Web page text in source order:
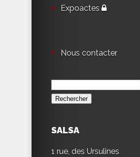
Expoactes
Nous contacter
Rechercher :
SALSA
1 rue, des Ursulines